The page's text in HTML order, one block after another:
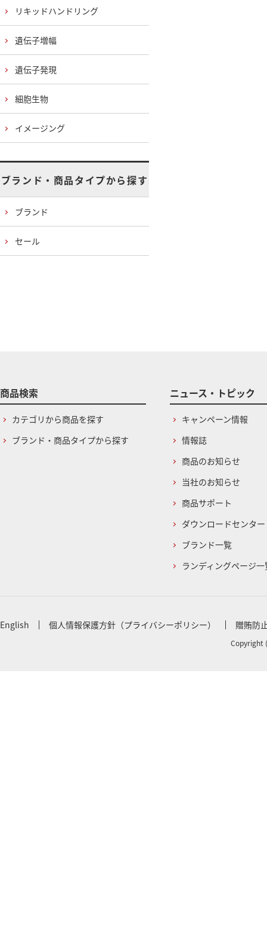
リキッドハンドリング
遺伝子増幅
遺伝子発現
細胞生物
イメージング
ブランド・商品タイプから探す
ブランド
セール
商品検索
カテゴリから商品を探す
ブランド・商品タイプから探す
ニュース・トピック
キャンペーン情報
情報誌
商品のお知らせ
当社のお知らせ
商品サポート
ダウンロードセンター
ブランド一覧
ランディングページ一
English 個人情報保護方針（プライバシーポリシー） 贈賄防
Copyright